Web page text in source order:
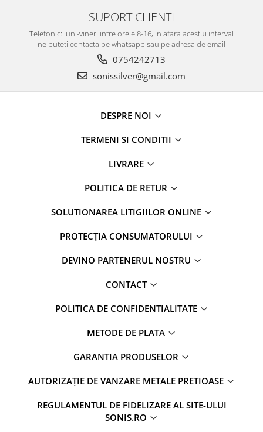
SUPORT CLIENTI
Telefonic: luni-vineri intre orele 8-16, in afara acestui interval
ne puteti contacta pe whatsapp sau pe adresa de email
0754242713
sonissilver@gmail.com
DESPRE NOI
TERMENI SI CONDITII
LIVRARE
POLITICA DE RETUR
SOLUTIONAREA LITIGIILOR ONLINE
PROTECȚIA CONSUMATORULUI
DEVINO PARTENERUL NOSTRU
CONTACT
POLITICA DE CONFIDENTIALITATE
METODE DE PLATA
GARANTIA PRODUSELOR
AUTORIZAȚIE DE VANZARE METALE PRETIOASE
REGULAMENTUL DE FIDELIZARE AL SITE-ULUI
SONIS.RO